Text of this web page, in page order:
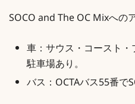
SOCO and The OC Mixへの
車：サウス・コースト
駐車場あり。
バス：OCTAバス55番で